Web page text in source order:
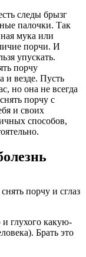
следы брызг
палочки. Так
мука или
порчи. И
упускать.
порчу
и везде. Пусть
но она не всегда
порчу с
и своих
способов,
порчу и сглаз
глухого какую-
Брать это